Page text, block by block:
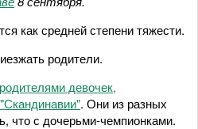
как средней степени тяжести.
родители.
девочек,
. Они из разных
что с дочерьми-чемпионками.